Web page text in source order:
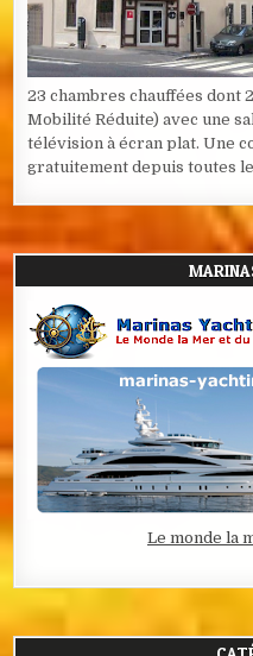
23 chambres chauffées dont
Mobilité Réduite) avec une
télévision à écran plat. Une
gratuitement depuis toutes
Le monde la